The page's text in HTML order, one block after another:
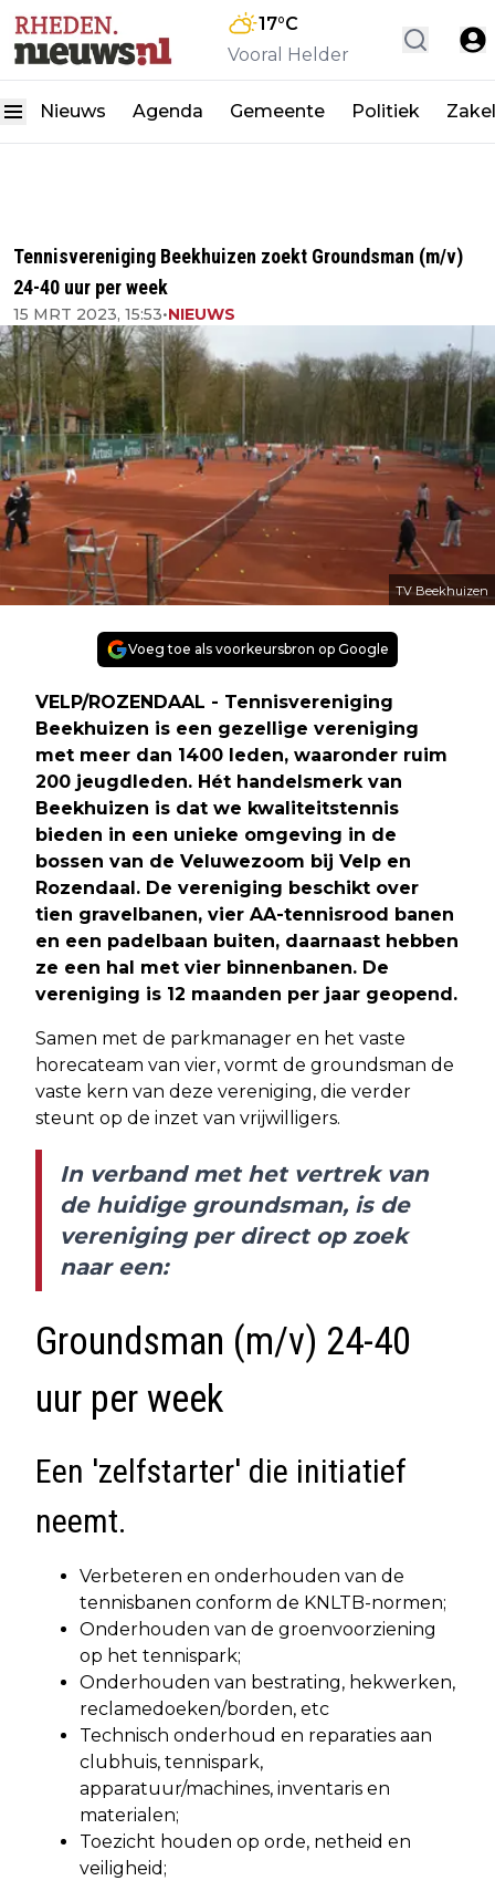
17°C
Vooral Helder
Nieuws Agenda Gemeente Politiek
Tennisvereniging Beekhuizen zoekt Groundsman (m/v)
24-40 uur per week
15 MRT 2023, 15:53•NIEUWS
TV Beekhuizen
Voeg toe als voorkeursbron op Google
VELP/ROZENDAAL - Tennisvereniging
Beekhuizen is een gezellige vereniging
met meer dan 1400 leden, waaronder ruim
200 jeugdleden. Hét handelsmerk van
Beekhuizen is dat we kwaliteitstennis
bieden in een unieke omgeving in de
bossen van de Veluwezoom bij Velp en
Rozendaal. De vereniging beschikt over
tien gravelbanen, vier AA-tennisrood banen
en een padelbaan buiten, daarnaast hebben
ze een hal met vier binnenbanen. De
vereniging is 12 maanden per jaar geopend.
Samen met de parkmanager en het vaste
horecateam van vier, vormt de groundsman de
vaste kern van deze vereniging, die verder
steunt op de inzet van vrijwilligers.
In verband met het vertrek van
de huidige groundsman, is de
vereniging per direct op zoek
naar een:
Groundsman (m/v) 24-40
uur per week
Een 'zelfstarter' die initiatief
neemt.
Verbeteren en onderhouden van de
tennisbanen conform de KNLTB-normen;
Onderhouden van de groenvoorziening
op het tennispark;
Onderhouden van bestrating, hekwerken,
reclamedoeken/borden, etc
Technisch onderhoud en reparaties aan
clubhuis, tennispark,
apparatuur/machines, inventaris en
materialen;
Toezicht houden op orde, netheid en
veiligheid;